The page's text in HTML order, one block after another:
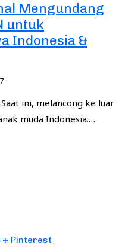
Mengundang
untuk
Indonesia &
ini, melancong ke luar
muda Indonesia.…
+ Pinterest